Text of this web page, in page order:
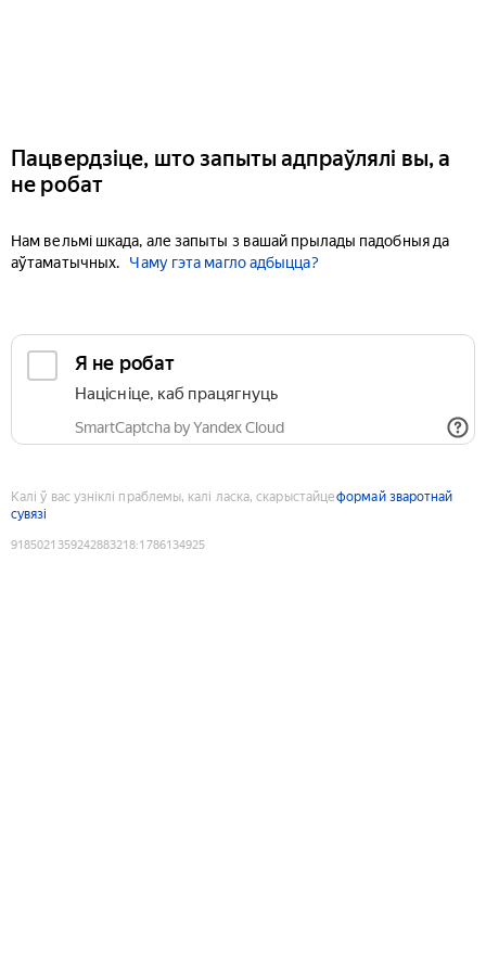
Пацвердзіце, што запыты адпраўлялі вы, а
не робат
Нам вельмі шкада, але запыты з вашай прылады падобныя да
аўтаматычных.
Чаму гэта магло адбыцца?
Я не робат
Націсніце, каб працягнуць
SmartCaptcha by Yandex Cloud
Калі ў вас узніклі праблемы, калі ласка, скарыстайцеформай зваротнай
сувязі
9185021359242883218:1786134925